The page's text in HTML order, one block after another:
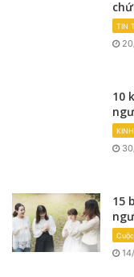
TIN
10
15